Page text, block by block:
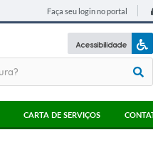
Faça seu login no portal
Acessibilidade A+
CARTA DE SERVIÇOS